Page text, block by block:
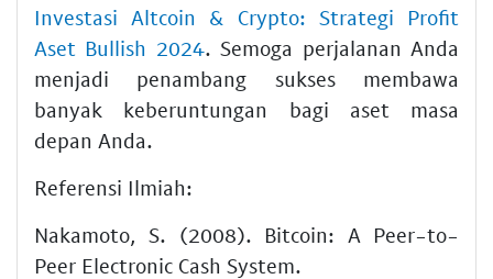
Investasi Altcoin & Crypto: Strategi Profit
Aset Bullish 2024. Semoga perjalanan Anda
menjadi penambang sukses membawa
banyak keberuntungan bagi aset masa
depan Anda.
Referensi Ilmiah:
Nakamoto, S. (2008). Bitcoin: A Peer-to-
Peer Electronic Cash System.